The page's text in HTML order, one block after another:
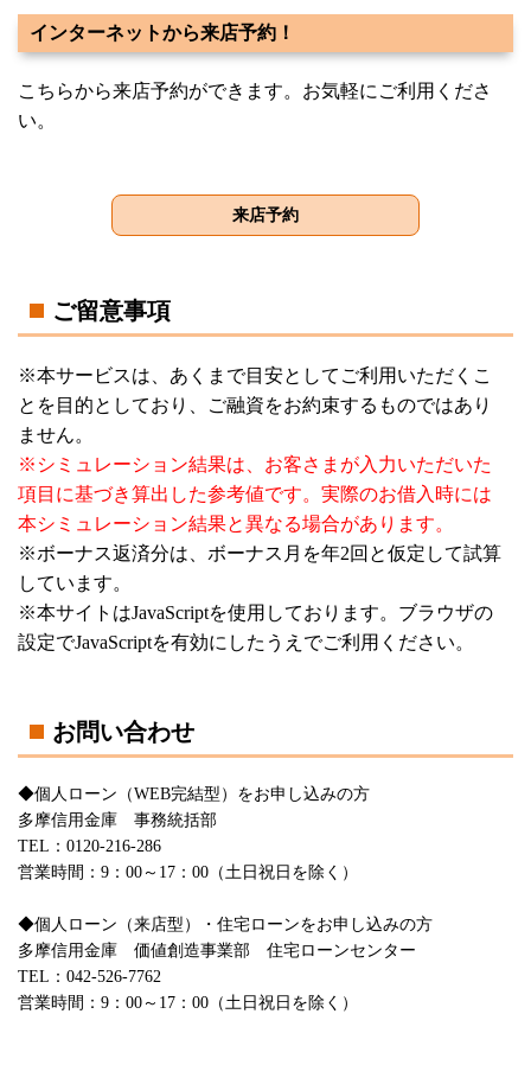
インターネットから来店予約！
こちらから来店予約ができます。お気軽にご利用くださ
い。
ご留意事項
※本サービスは、あくまで目安としてご利用いただくこ
とを目的としており、ご融資をお約束するものではあり
ません。
※シミュレーション結果は、お客さまが入力いただいた
項目に基づき算出した参考値です。実際のお借入時には
本シミュレーション結果と異なる場合があります。
※ボーナス返済分は、ボーナス月を年2回と仮定して試算
しています。
※本サイトはJavaScriptを使用しております。ブラウザの
設定でJavaScriptを有効にしたうえでご利用ください。
お問い合わせ
◆個人ローン（WEB完結型）をお申し込みの方
多摩信用金庫 事務統括部
TEL：0120-216-286
営業時間：9：00～17：00（土日祝日を除く）
◆個人ローン（来店型）・住宅ローンをお申し込みの方
多摩信用金庫 価値創造事業部 住宅ローンセンター
TEL：042-526-7762
営業時間：9：00～17：00（土日祝日を除く）